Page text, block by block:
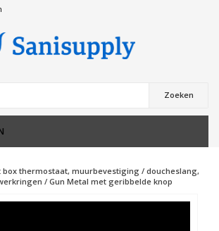
Zoeken
box thermostaat, muurbevestiging / doucheslang,
/ Gun Metal met geribbelde knop